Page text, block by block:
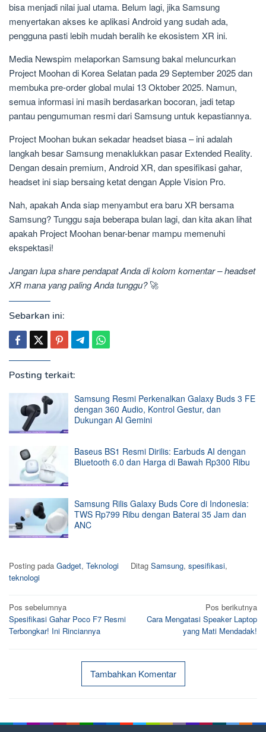
bisa menjadi nilai jual utama. Belum lagi, jika Samsung
menyertakan akses ke aplikasi Android yang sudah ada,
pengguna pasti lebih mudah beralih ke ekosistem XR ini.
Media Newspim melaporkan Samsung bakal meluncurkan
Project Moohan di Korea Selatan pada 29 September 2025 dan
membuka pre-order global mulai 13 Oktober 2025. Namun,
semua informasi ini masih berdasarkan bocoran, jadi tetap
pantau pengumuman resmi dari Samsung untuk kepastiannya.
Project Moohan bukan sekadar headset biasa – ini adalah
langkah besar Samsung menaklukkan pasar Extended Reality.
Dengan desain premium, Android XR, dan spesifikasi gahar,
headset ini siap bersaing ketat dengan Apple Vision Pro.
Nah, apakah Anda siap menyambut era baru XR bersama
Samsung? Tunggu saja beberapa bulan lagi, dan kita akan lihat
apakah Project Moohan benar-benar mampu memenuhi
ekspektasi!
Jangan lupa share pendapat Anda di kolom komentar – headset
XR mana yang paling Anda tunggu?🚀
Sebarkan ini:
Posting terkait:
Samsung Resmi Perkenalkan Galaxy Buds 3 FE
dengan 360 Audio, Kontrol Gestur, dan
Dukungan AI Gemini
Baseus BS1 Resmi Dirilis: Earbuds AI dengan
Bluetooth 6.0 dan Harga di Bawah Rp300 Ribu
Samsung Rilis Galaxy Buds Core di Indonesia:
TWS Rp799 Ribu dengan Baterai 35 Jam dan
ANC
Posting pada Gadget, Teknologi Ditag Samsung, spesifikasi,
teknologi
Navigasi
pos
Pos sebelumnya
Spesifikasi Gahar Poco F7 Resmi
Terbongkar! Ini Rinciannya
Pos berikutnya
Cara Mengatasi Speaker Laptop
yang Mati Mendadak!
Tambahkan Komentar